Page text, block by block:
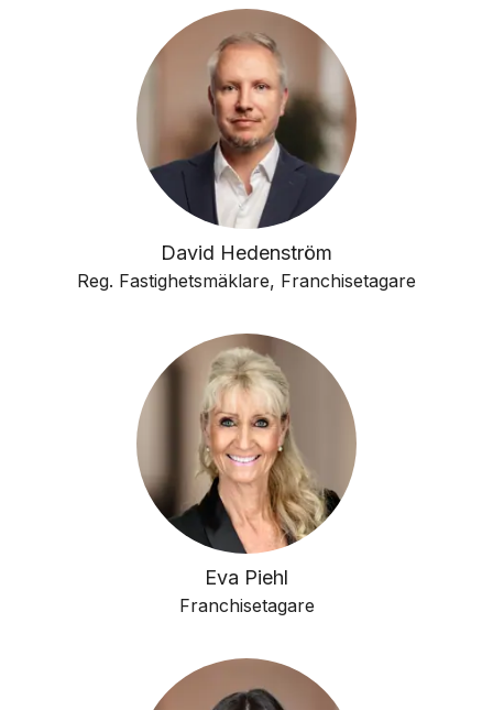
David Hedenström
Reg. Fastighetsmäklare, Franchisetagare
Eva Piehl
Franchisetagare